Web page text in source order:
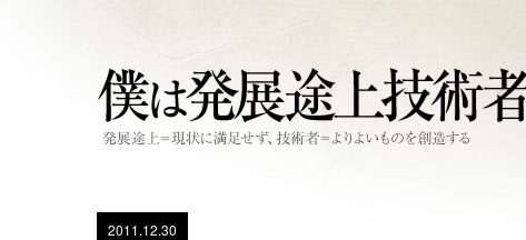
2011.12.30